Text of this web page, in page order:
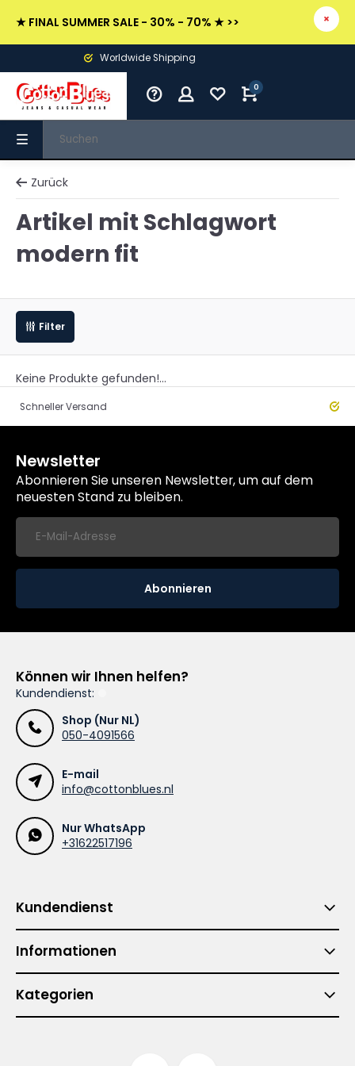
★ FINAL SUMMER SALE - 30% - 70% ★ >>
Worldwide Shipping
0
Zurück
Artikel mit Schlagwort
modern fit
Filter
Keine Produkte gefunden!...
Versand
Newsletter
Abonnieren Sie unseren Newsletter, um auf dem
neuesten Stand zu bleiben.
Abonnieren
Können wir Ihnen helfen?
Kundendienst:
Shop (Nur NL)
050-4091566
E-mail
info@cottonblues.nl
Nur WhatsApp
+31622517196
Kundendienst
Informationen
Kategorien